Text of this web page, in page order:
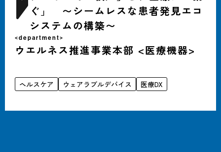
ぐ」 〜シームレスな患者発見エコ
システムの構築〜
<department>
ウエルネス推進事業本部 <医療機器>
ヘルスケア ウェアラブルデバイス 医療DX